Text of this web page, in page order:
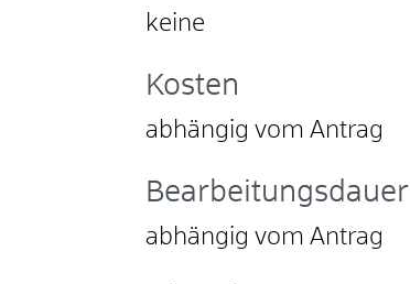
keine
Kosten
abhängig vom Antrag
Bearbeitungsdauer
abhängig vom Antrag